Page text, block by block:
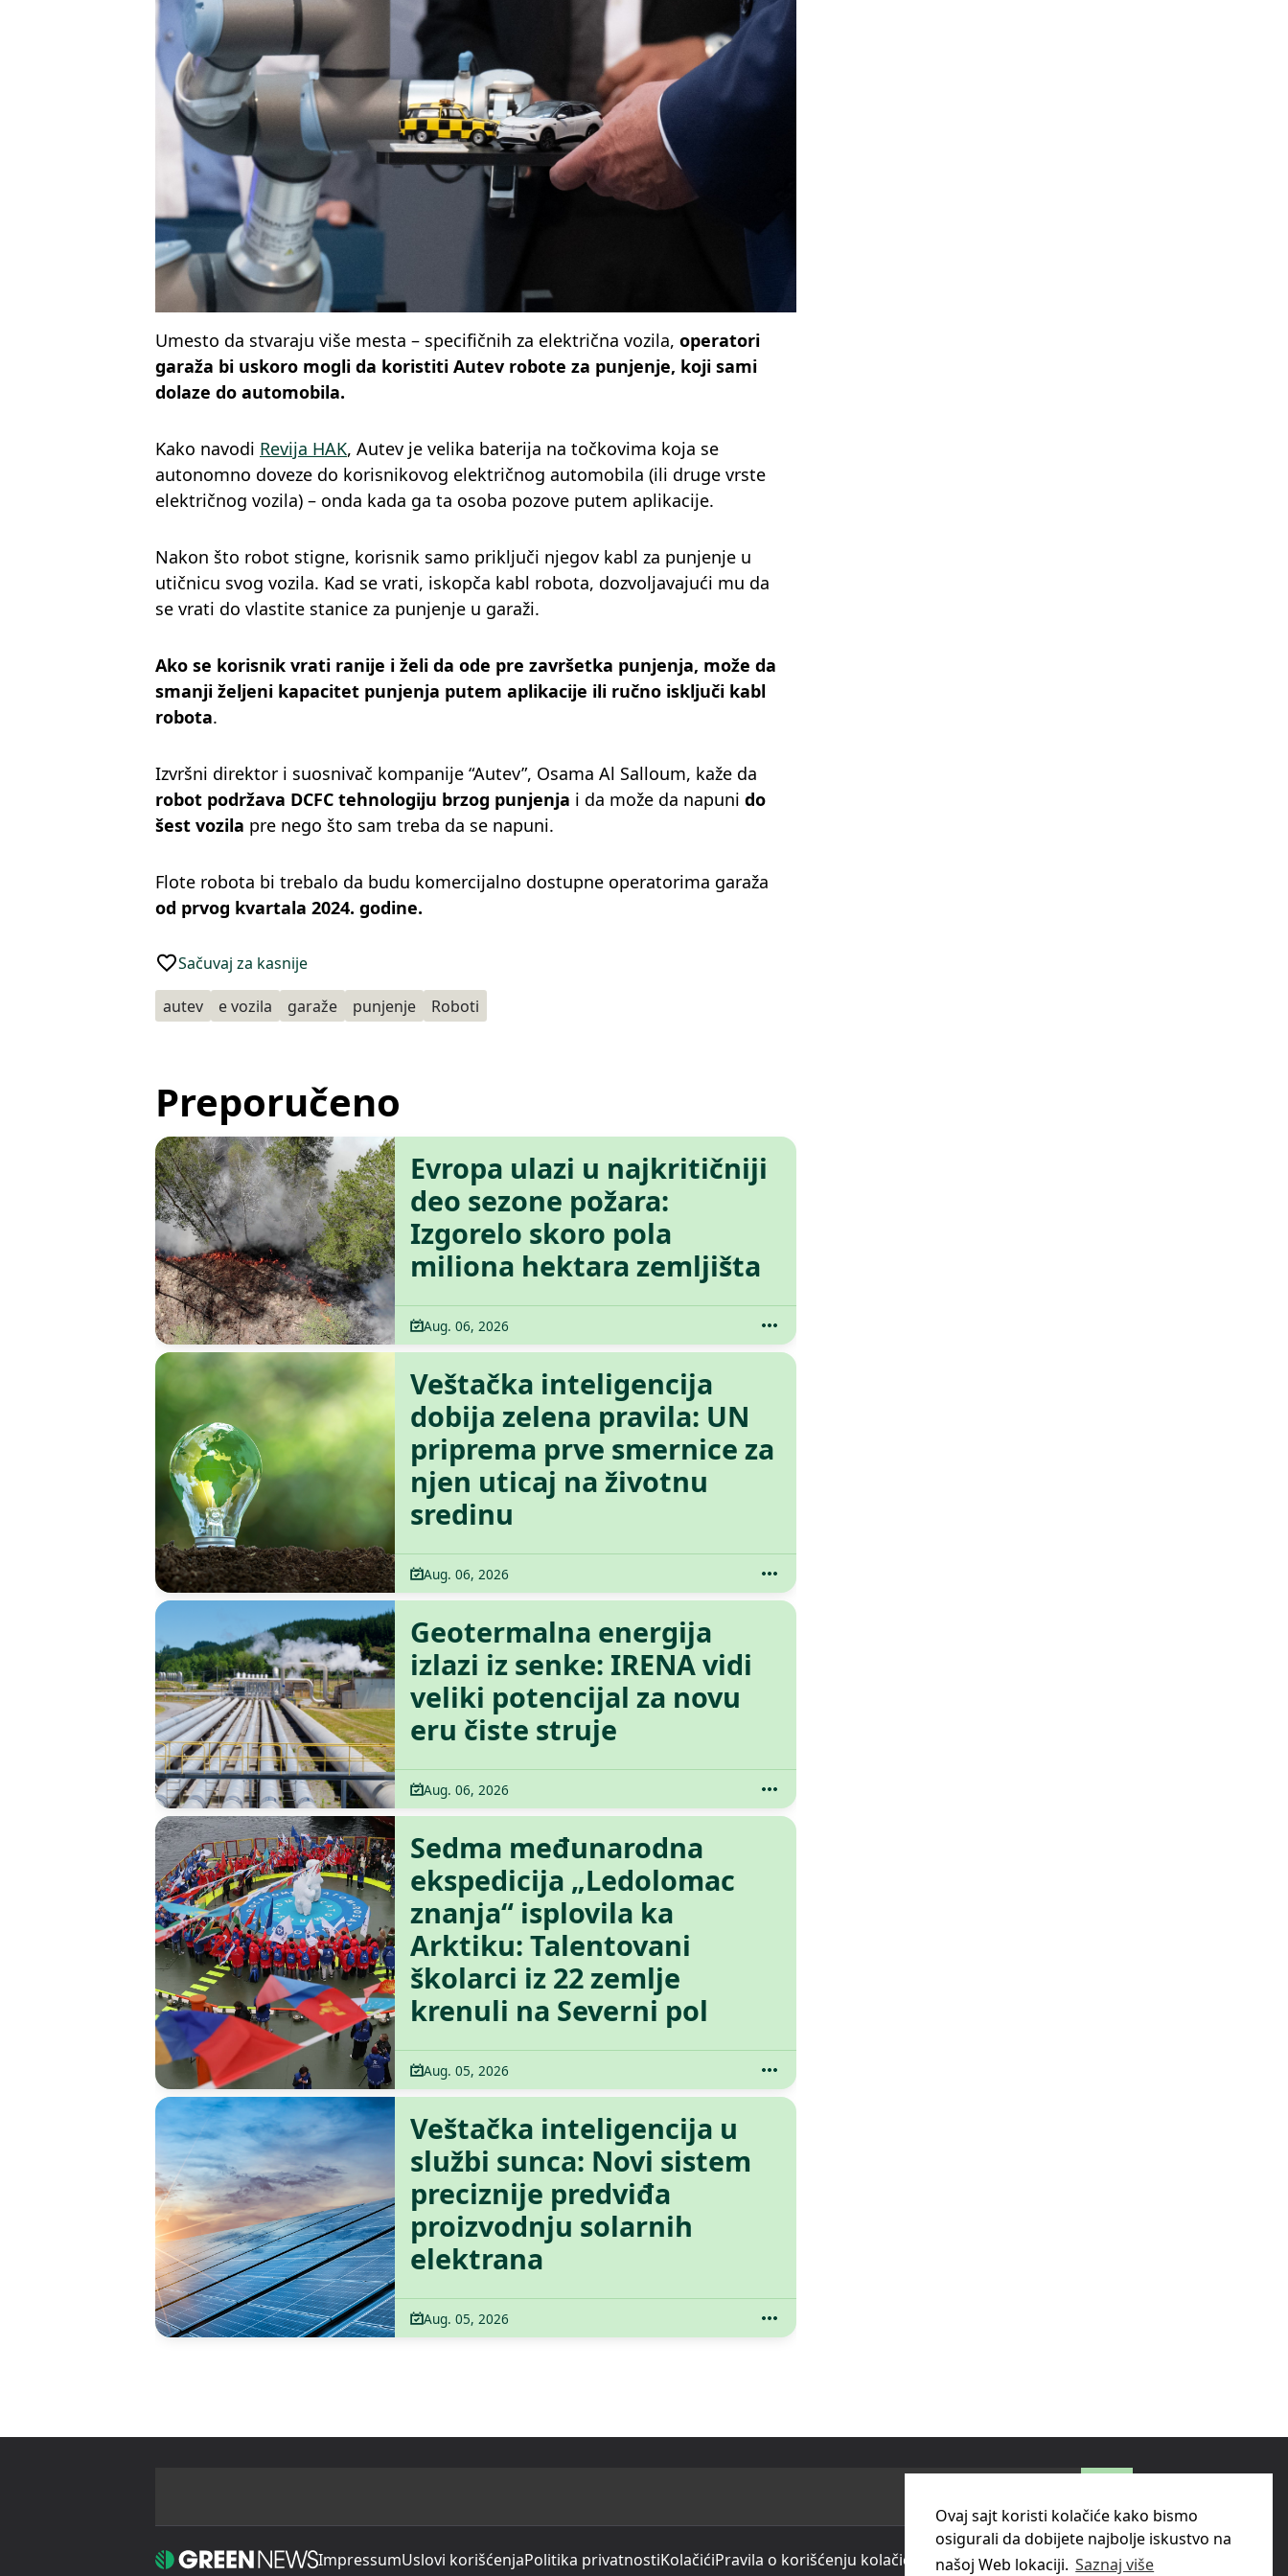
Umesto da stvaraju više mesta – specifičnih za električna vozila, operatori
garaža bi uskoro mogli da koristiti Autev robote za punjenje, koji sami
dolaze do automobila.
Kako navodi Revija HAK, Autev je velika baterija na točkovima koja se
autonomno doveze do korisnikovog električnog automobila (ili druge vrste
električnog vozila) – onda kada ga ta osoba pozove putem aplikacije.
Nakon što robot stigne, korisnik samo priključi njegov kabl za punjenje u
utičnicu svog vozila. Kad se vrati, iskopča kabl robota, dozvoljavajući mu da
se vrati do vlastite stanice za punjenje u garaži.
Ako se korisnik vrati ranije i želi da ode pre završetka punjenja, može da
smanji željeni kapacitet punjenja putem aplikacije ili ručno isključi kabl
robota.
Izvršni direktor i suosnivač kompanije “Autev”, Osama Al Salloum, kaže da
robot podržava DCFC tehnologiju brzog punjenja i da može da napuni do
šest vozila pre nego što sam treba da se napuni.
Flote robota bi trebalo da budu komercijalno dostupne operatorima garaža
od prvog kvartala 2024. godine.
Sačuvaj za kasnije
autev e vozila garaže punjenje Roboti
Preporučeno
Evropa ulazi u najkritičniji
deo sezone požara:
Izgorelo skoro pola
miliona hektara zemljišta
Aug. 06, 2026
Veštačka inteligencija
dobija zelena pravila: UN
priprema prve smernice za
njen uticaj na životnu
sredinu
Aug. 06, 2026
Geotermalna energija
izlazi iz senke: IRENA vidi
veliki potencijal za novu
eru čiste struje
Aug. 06, 2026
Sedma međunarodna
ekspedicija „Ledolomac
znanja“ isplovila ka
Arktiku: Talentovani
školarci iz 22 zemlje
krenuli na Severni pol
Aug. 05, 2026
Veštačka inteligencija u
službi sunca: Novi sistem
preciznije predviđa
proizvodnju solarnih
elektrana
Aug. 05, 2026
ImpressumUslovi korišćenjaPolitika privatnostiKolačićiPravila o korišćenju kolačića (cookies)
Ovaj sajt koristi kolačiće kako bismo
osigurali da dobijete najbolje iskustvo na
našoj Web lokaciji. Saznaj više